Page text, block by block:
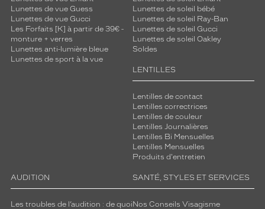
Lunettes de vue Guess
Lunettes de vue Gucci
Les Forfaits [K] à partir de 39€ -
monture + verres
Lunettes anti-lumière bleue
Lunettes de sport à la vue
Lunettes de soleil bébé
Lunettes de soleil Ray-Ban
Lunettes de soleil Gucci
Lunettes de soleil Oakley
Soldes
LENTILLES
Lentilles de contact
Lentilles correctrices
Lentilles de couleur
Lentilles Journalières
Lentilles Bi Mensuelles
Lentilles Mensuelles
Produits d'entretien
AUDITION
Les troubles de l’audition : de quoi
SANTÉ, STYLES ET SERVICES
Nos Conseils Visagisme